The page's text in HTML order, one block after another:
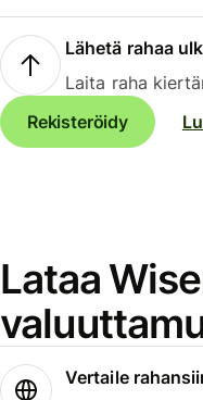
Lähetä rahaa
Laita raha
Rekisteröidy
Lataa
Vertaile